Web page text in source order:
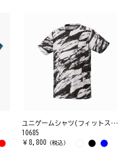
ユニゲームシャツ(フィットスタイル)
10685
￥ 8,800 （税込）